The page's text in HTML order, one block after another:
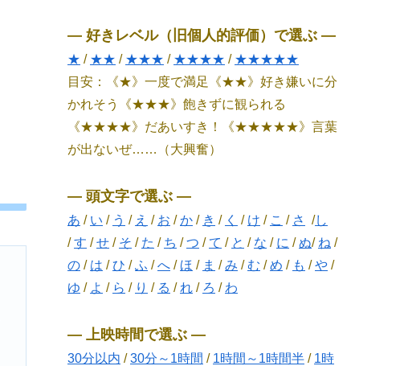
― 好きレベル（旧個人的評価）で選ぶ ―
★ / ★★ / ★★★ / ★★★★ / ★★★★★
目安：《★》一度で満足《★★》好き嫌いに分
かれそう《★★★》飽きずに観られる
《★★★★》だあいすき！《★★★★★》言葉
が出ないぜ……（大興奮）
― 頭文字で選ぶ ―
あ / い / う / え / お /か / き / く / け / こ / さ /し
/す /せ / そ / た / ち /つ /て / と / な / に /ぬ/ ね /
の / は /ひ /ふ /へ / ほ / ま /み /む /め / も /や /
ゆ / よ / ら / り / る / れ / ろ / わ
― 上映時間で選ぶ ―
30分以内 /30分～1時間 / 1時間～1時間半 / 1時